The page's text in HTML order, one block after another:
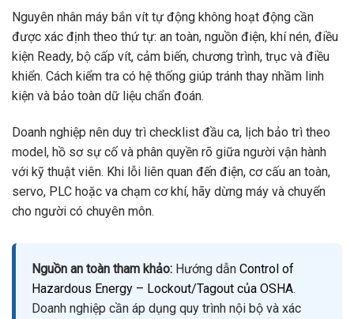
Nguyên nhân máy bắn vít tự động không hoạt động cần
được xác định theo thứ tự: an toàn, nguồn điện, khí nén, điều
kiện Ready, bộ cấp vít, cảm biến, chương trình, trục và điều
khiển. Cách kiểm tra có hệ thống giúp tránh thay nhầm linh
kiện và bảo toàn dữ liệu chẩn đoán.
Doanh nghiệp nên duy trì checklist đầu ca, lịch bảo trì theo
model, hồ sơ sự cố và phân quyền rõ giữa người vận hành
với kỹ thuật viên. Khi lỗi liên quan đến điện, cơ cấu an toàn,
servo, PLC hoặc va chạm cơ khí, hãy dừng máy và chuyển
cho người có chuyên môn.
Nguồn an toàn tham khảo: Hướng dẫn Control of
Hazardous Energy – Lockout/Tagout của OSHA.
Doanh nghiệp cần áp dụng quy trình nội bộ và xác